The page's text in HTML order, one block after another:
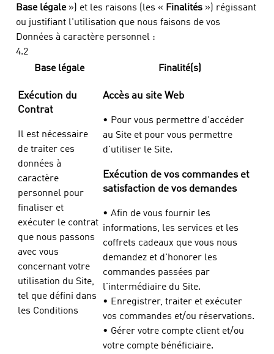
Base légale») et les raisons (les « Finalités ») régissant
ou justifiant l'utilisation que nous faisons de vos
Données à caractère personnel :
4.2
Base légale
Finalité(s)
Exécution du
Contrat
Il est nécessaire
de traiter ces
données à
caractère
personnel pour
finaliser et
exécuter le contrat
que nous passons
avec vous
concernant votre
utilisation du Site,
tel que défini dans
les Conditions
Accès au site Web
• Pour vous permettre d'accéder
au Site et pour vous permettre
d'utiliser le Site.
Exécution de vos commandes et
satisfaction de vos demandes
• Afin de vous fournir les
informations, les services et les
coffrets cadeaux que vous nous
demandez et d'honorer les
commandes passées par
l'intermédiaire du Site.
• Enregistrer, traiter et exécuter
vos commandes et/ou réservations.
• Gérer votre compte client et/ou
votre compte bénéficiaire.